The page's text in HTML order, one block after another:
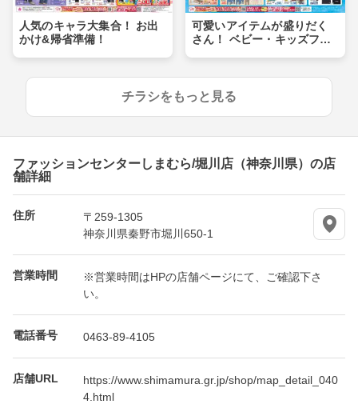
人気のキャラ大集合！ お出
かけ&帰省準備！
可愛いアイテムが盛りだく
さん！ ベビー・キッズフェ
チラシをもっと見る
ファッションセンターしまむら/堀川店（神奈川県）の店
舗詳細
住所
〒259-1305
神奈川県秦野市堀川650-1
営業時間
※営業時間はHPの店舗ページにて、ご確認下さ
い。
電話番号 0463-89-4105
店舗URL
https://www.shimamura.gr.jp/shop/map_detail_040
4.html